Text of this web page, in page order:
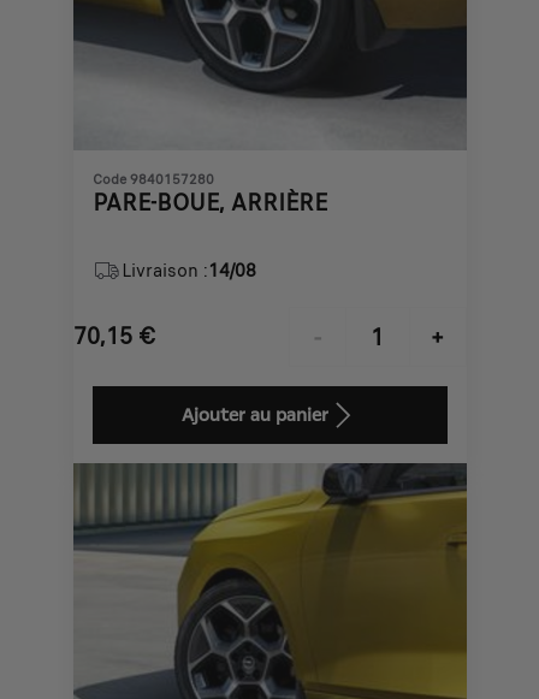
Code 9840157280
PARE-BOUE, ARRIÈRE
Livraison :14/08
70,15 €
Price
70,15
€
-
+
Quantity
to:
1
Ajouter au panier